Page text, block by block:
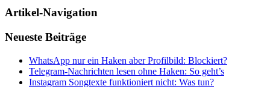
Artikel-Navigation
Neueste Beiträge
WhatsApp nur ein Haken aber Profilbild: Blockiert?
Telegram-Nachrichten lesen ohne Haken: So geht’s
Instagram Songtexte funktioniert nicht: Was tun?